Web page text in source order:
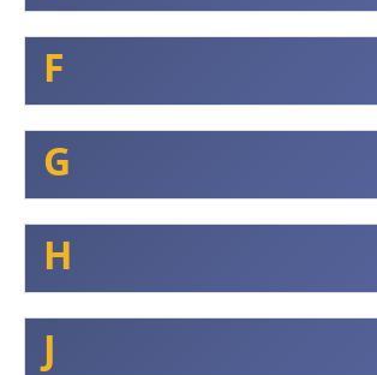
F
G
H
J